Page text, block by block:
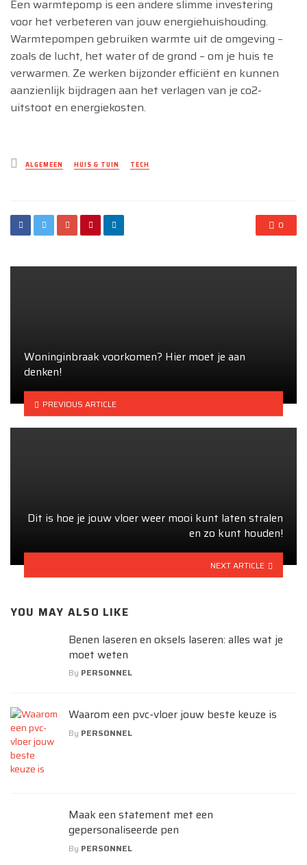
Een warmtepomp is een andere slimme investering
voor het verbeteren van jouw energiehuishouding.
Warmtepompen gebruiken warmte uit de omgeving –
zoals de lucht, het water of de grond – om je huis te
verwarmen. Ze werken bijzonder efficiënt en kunnen
aanzienlijk bijdragen aan het verlagen van je co2-
uitstoot en energiekosten.
Posted
inALGEMEEN HUIS & TUIN TECH
0
Woninginbraak voorkomen? Hier moet je aan
denken!
PREVIOUS ARTICLE
Dit is hoe je jouw vloer weer mooi kunt laten stralen
en zo kunt houden!
NEXT ARTICLE
YOU MAY ALSO LIKE
Benen laseren en oksels laseren: alles wat je
moet weten
By PERSONNEL
Waarom een pvc-vloer jouw beste keuze is
By PERSONNEL
Maak een statement met een
gepersonaliseerde pen
By PERSONNEL